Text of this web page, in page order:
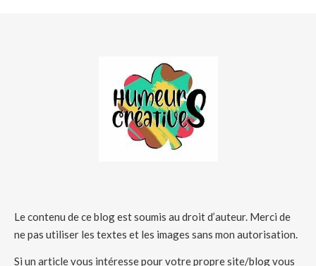
Le contenu de ce blog est soumis au droit d’auteur. Merci de
ne pas utiliser les textes et les images sans mon autorisation.
Si un article vous intéresse pour votre propre site/blog vous